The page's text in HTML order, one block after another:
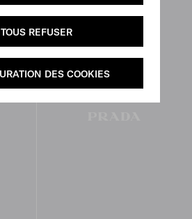
TOUS REFUSER
DES COOKIES